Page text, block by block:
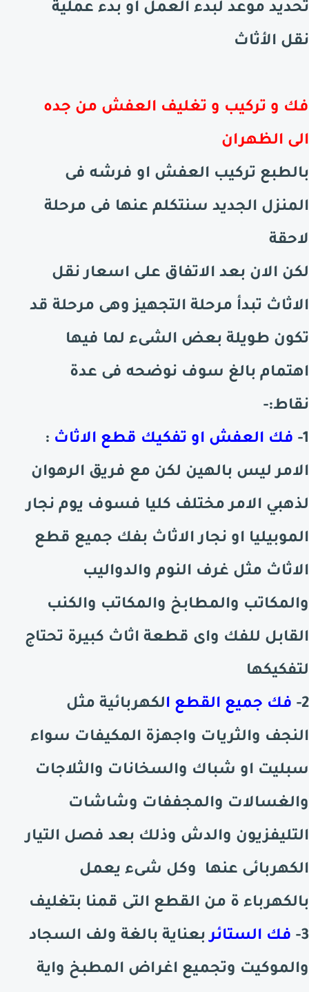
تحديد موعد لبدء العمل او بدء عملية
نقل الأثاث
فك و تركيب و تغليف العفش من جده
الى الظهران
بالطبع تركيب العفش او فرشه فى
المنزل الجديد سنتكلم عنها فى مرحلة
لاحقة
لكن الان بعد الاتفاق على اسعار نقل
الاثاث تبدأ مرحلة التجهيز وهى مرحلة قد
تكون طويلة بعض الشىء لما فيها
اهتمام بالغ سوف نوضحه فى عدة
نقاط:-
1-
فك العفش او تفكيك قطع الاثاث :
الامر ليس بالهين لكن مع فريق الرهوان
لذهبي الامر مختلف كليا فسوف يوم نجار
الموبيليا او نجار الاثاث بفك جميع قطع
الاثاث مثل غرف النوم والدواليب
والمكاتب والمطابخ والمكاتب والكنب
القابل للفك واى قطعة اثاث كبيرة تحتاج
لتفكيكها
2-
فك جميع القطع الكهربائية مثل
النجف والثريات واجهزة المكيفات سواء
سبليت او شباك والسخانات والثلاجات
والغسالات والمجففات وشاشات
التليفزيون والدش وذلك بعد فصل التيار
الكهربائى عنها وكل شىء يعمل
بالكهرباء ة من القطع التى قمنا بتغليف
3-
فك الستائربعناية بالغة ولف السجاد
والموكيت وتجميع اغراض المطبخ واية